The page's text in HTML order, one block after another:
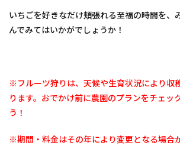
広島
県・
その
ちご
狩り
スポ
ット
こち
いちごを好きなだけ頬張れる至福の時間を、
んでみてはいかがでしょうか！
※フルーツ狩りは、天候や生育状況により収
ります。おでかけ前に農園のプランをチェッ
う！
※期間・料金はその年により変更となる場合